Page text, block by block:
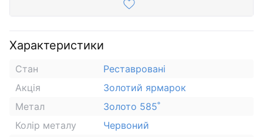
Характеристики
Стан
Реставровані
Акція
Золотий ярмарок
Метал
Золото 585˚
Колір металу
Червоний